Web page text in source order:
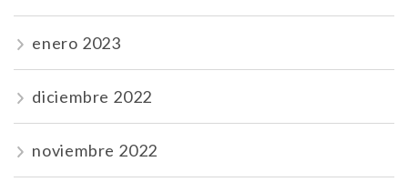
enero 2023
diciembre 2022
noviembre 2022